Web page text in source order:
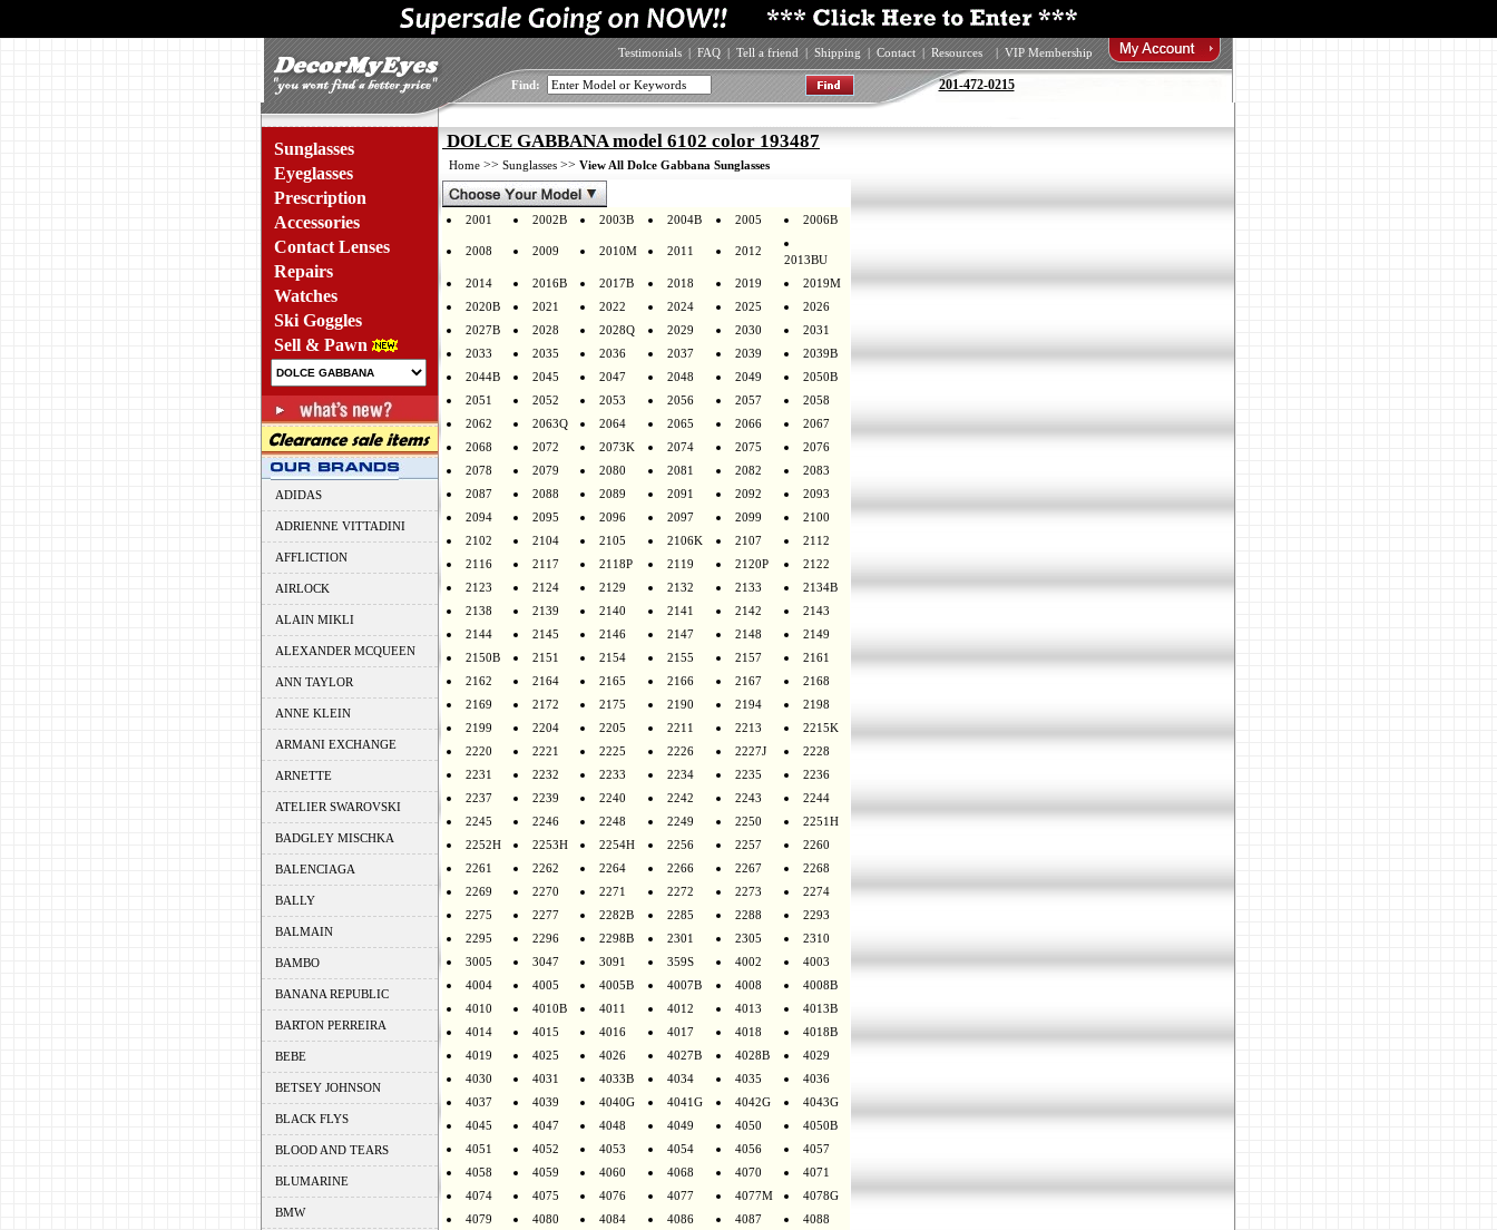
Testimonials | FAQ | Tell a friend | Shipping | Contact | Resources | VIP Membership
Find: 201-472-0215
Sunglasses
Eyeglasses
Prescription
Accessories
Contact Lenses
Repairs
Watches
Ski Goggles
Sell & Pawn
ADIDAS
ADRIENNE VITTADINI
AFFLICTION
AIRLOCK
ALAIN MIKLI
ALEXANDER MCQUEEN
ANN TAYLOR
ANNE KLEIN
ARMANI EXCHANGE
ARNETTE
ATELIER SWAROVSKI
BADGLEY MISCHKA
BALENCIAGA
BALLY
BALMAIN
BAMBO
BANANA REPUBLIC
BARTON PERREIRA
BEBE
BETSEY JOHNSON
BLACK FLYS
BLOOD AND TEARS
BLUMARINE
BMW
DOLCE GABBANA model 6102 color 193487
Home >> Sunglasses >> View All Dolce Gabbana Sunglasses
2001 2002B 2003B 2004B 2005 2006B
2008 2009 2010M 2011 2012
2013BU
2014
2016B 2017B 2018 2019
2019M
2020B
2021 2022 2024 2025
2026
2027B
2028 2028Q 2029 2030
2031
2033
2035 2036 2037 2039
2039B
2044B
2045 2047 2048 2049
2050B
2051
2052 2053 2056 2057
2058
2062
2063Q 2064 2065 2066
2067
2068
2072 2073K 2074 2075
2076
2078
2079 2080 2081 2082
2083
2087
2088 2089 2091 2092
2093
2094
2095 2096 2097 2099
2100
2102
2104 2105 2106K 2107
2112
2116
2117 2118P 2119 2120P
2122
2123
2124 2129 2132 2133
2134B
2138
2139 2140 2141 2142
2143
2144
2145 2146 2147 2148
2149
2150B
2151 2154 2155 2157
2161
2162
2164 2165 2166 2167
2168
2169
2172 2175 2190 2194
2198
2199
2204 2205 2211 2213
2215K
2220
2221 2225 2226 2227J
2228
2231
2232 2233 2234 2235
2236
2237
2239 2240 2242 2243
2244
2245
2246 2248 2249 2250
2251H
2252H
2253H 2254H 2256 2257
2260
2261
2262 2264 2266 2267
2268
2269
2270 2271 2272 2273
2274
2275
2277 2282B 2285 2288
2293
2295
2296 2298B 2301 2305
2310
3005
3047 3091 359S 4002
4003
4004
4005 4005B 4007B 4008
4008B
4010
4010B 4011 4012 4013
4013B
4014
4015 4016 4017 4018
4018B
4019
4025 4026 4027B 4028B
4029
4030
4031 4033B 4034 4035
4036
4037
4039 4040G 4041G 4042G
4043G
4045
4047 4048 4049 4050
4050B
4051
4052 4053 4054 4056
4057
4058
4059 4060 4068 4070
4071
4074
4075 4076 4077 4077M
4078G
4079
4080 4084 4086 4087
4088